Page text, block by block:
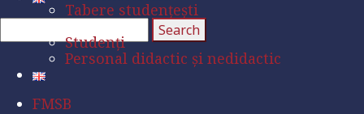
Tabere studențești
Studenți
Personal didactic și nedidactic
FMSB